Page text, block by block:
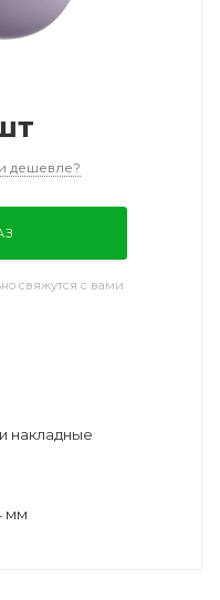
дешевле?
свяжутся с вами
накладные
мм